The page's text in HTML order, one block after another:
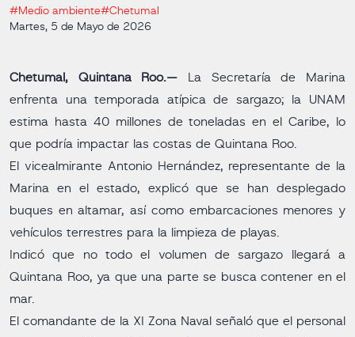
#Medio ambiente#Chetumal
Martes, 5 de Mayo de 2026
Chetumal, Quintana Roo.—
La Secretaría de Marina
enfrenta una temporada atípica de sargazo; la UNAM
estima hasta 40 millones de toneladas en el Caribe, lo
que podría impactar las costas de Quintana Roo.
El vicealmirante Antonio Hernández, representante de la
Marina en el estado, explicó que se han desplegado
buques en altamar, así como embarcaciones menores y
vehículos terrestres para la limpieza de playas.
Indicó que no todo el volumen de sargazo llegará a
Quintana Roo, ya que una parte se busca contener en el
mar.
El comandante de la XI Zona Naval señaló que el personal